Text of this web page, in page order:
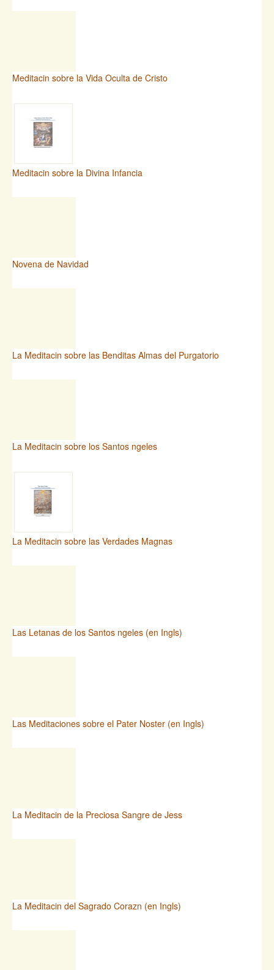
Meditacin sobre la Vida Oculta de Cristo
Meditacin sobre la Divina Infancia
Novena de Navidad
La Meditacin sobre las Benditas Almas del Purgatorio
La Meditacin sobre los Santos ngeles
La Meditacin sobre las Verdades Magnas
Las Letanas de los Santos ngeles (en Ingls)
Las Meditaciones sobre el Pater Noster (en Ingls)
La Meditacin de la Preciosa Sangre de Jess
La Meditacin del Sagrado Corazn (en Ingls)